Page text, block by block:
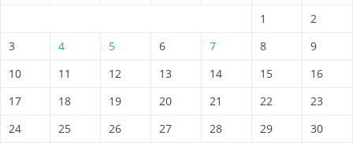
1
2
3
4 5 6 7 8
9
10
11 12 13 14 15
16
17
18 19 20 21 22
23
24
25 26 27 28 29
30